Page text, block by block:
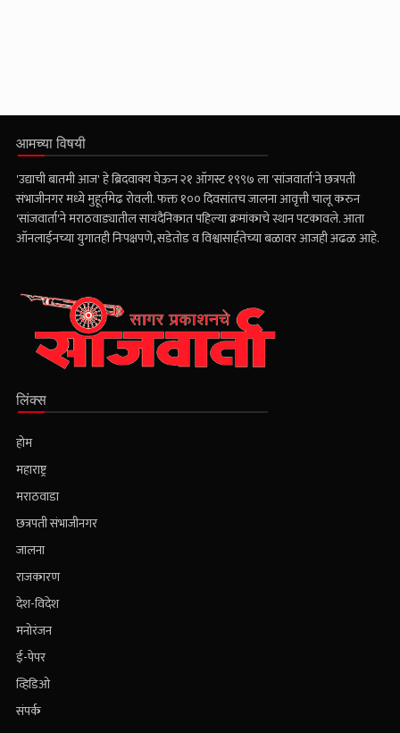
आमच्या विषयी
'उद्याची बातमी आज' हे ब्रिदवाक्य घेऊन २१ ऑगस्ट १९९७ ला 'सांजवार्ता'ने छत्रपती
संभाजीनगर मध्ये मुहूर्तमेढ रोवली. फक्त १०० दिवसांतच जालना आवृत्ती चालू करुन
'सांजवार्ता'ने मराठवाड्यातील सायंदैनिकात पहिल्या क्रमांकाचे स्थान पटकावले. आता
ऑनलाईनच्या युगातही निःपक्षपणे, सडेतोड व विश्वासार्हतेच्या बळावर आजही अढळ आहे.
लिंक्स
होम
महाराष्ट्र
मराठवाडा
छत्रपती संभाजीनगर
जालना
राजकारण
देश-विदेश
मनोरंजन
ई-पेपर
व्हिडिओ
संपर्क